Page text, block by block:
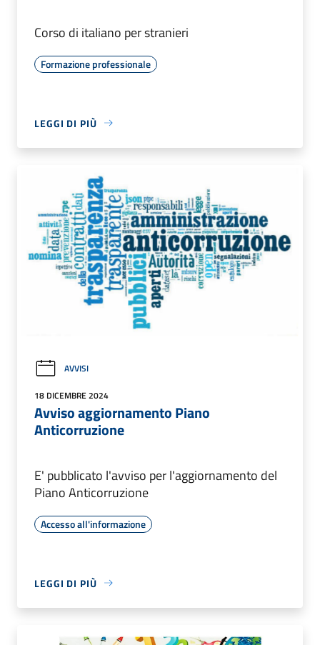
Corso di italiano per stranieri
Formazione professionale
LEGGI DI PIÙ
AVVISI
18 DICEMBRE 2024
Avviso aggiornamento Piano
Anticorruzione
E' pubblicato l'avviso per l'aggiornamento del
Piano Anticorruzione
Accesso all'informazione
LEGGI DI PIÙ